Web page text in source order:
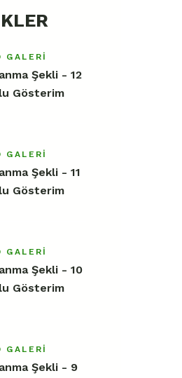
GALERI
Şekli - 12
Gösterim
GALERI
Şekli - 11
Gösterim
GALERI
Şekli - 10
Gösterim
GALERI
Şekli - 9